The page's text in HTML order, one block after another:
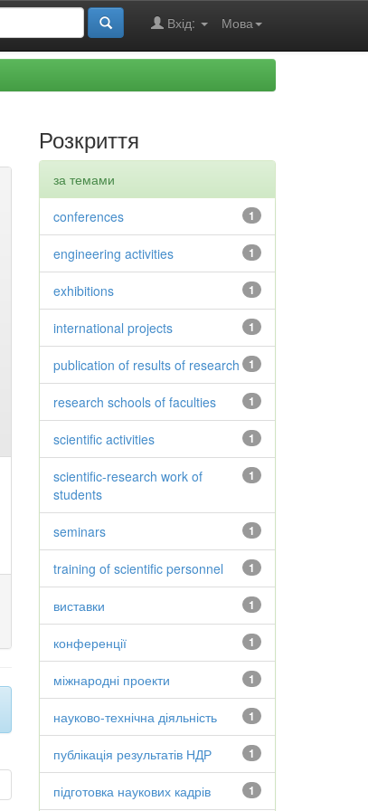
Мова
Вхід:
Розкриття
за темами
1
conferences
1
engineering activities
1
exhibitions
1
international projects
1
publication of results of research
1
research schools of faculties
1
scientific activities
1
scientific-research work of
students
1
seminars
1
training of scientific personnel
1
виставки
1
конференції
1
міжнародні проекти
1
науково-технічна діяльність
1
публікація результатів НДР
1
підготовка наукових кадрів